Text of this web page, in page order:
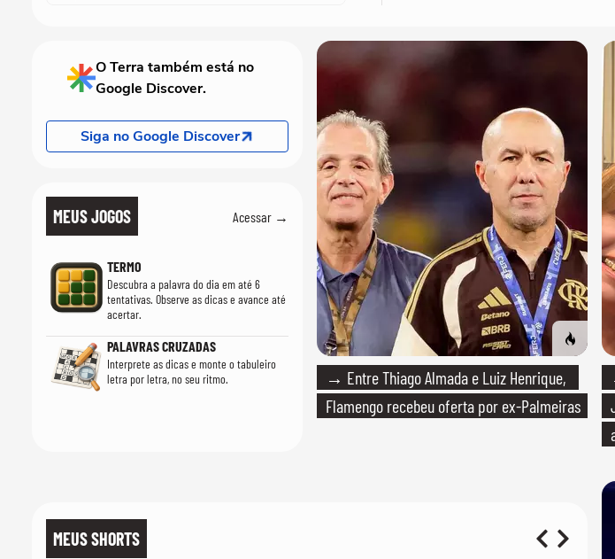
MEUS JOGOS Acessar →
TERMO
Descubra a palavra do dia em até 6
tentativas. Observe as dicas e avance até
acertar.
PALAVRAS CRUZADAS
Interprete as dicas e monte o tabuleiro
letra por letra, no seu ritmo.
→ Entre Thiago Almada e Luiz Henrique,
Flamengo recebeu oferta por ex-Palmeiras
MEUS SHORTS
O Terra também está no
Google Discover.
Siga no Google Discover